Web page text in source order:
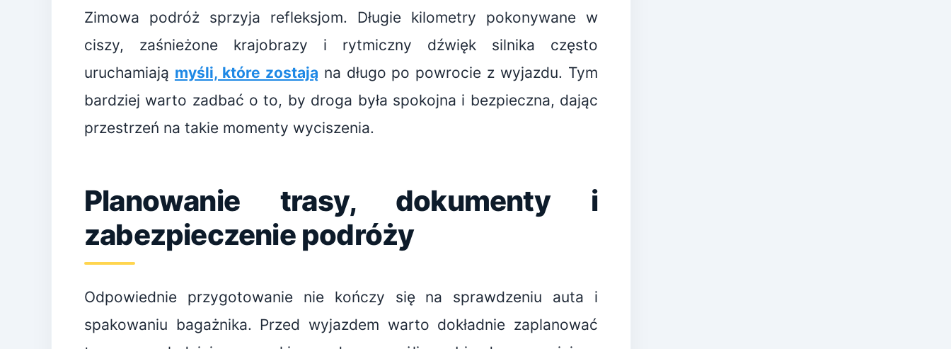
Zimowa podróż sprzyja refleksjom. Długie kilometry pokonywane w
ciszy, zaśnieżone krajobrazy i rytmiczny dźwięk silnika często
uruchamiają myśli, które zostają na długo po powrocie z wyjazdu. Tym
bardziej warto zadbać o to, by droga była spokojna i bezpieczna, dając
przestrzeń na takie momenty wyciszenia.
Planowanie trasy, dokumenty i
zabezpieczenie podróży
Odpowiednie przygotowanie nie kończy się na sprawdzeniu auta i
spakowaniu bagażnika. Przed wyjazdem warto dokładnie zaplanować